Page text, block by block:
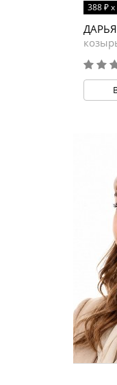
388 ₽ x
ДАРЬЯ